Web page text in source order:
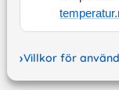
Villkor för